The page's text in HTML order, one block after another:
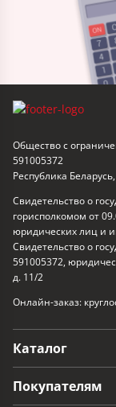
Общество с
591005372
Республика
Свидетельство о
горисполкомом от
юридических лиц и
Свидетельство о
591005372,
д. 11/2
Онлайн-заказ:
Каталог
Покупателям